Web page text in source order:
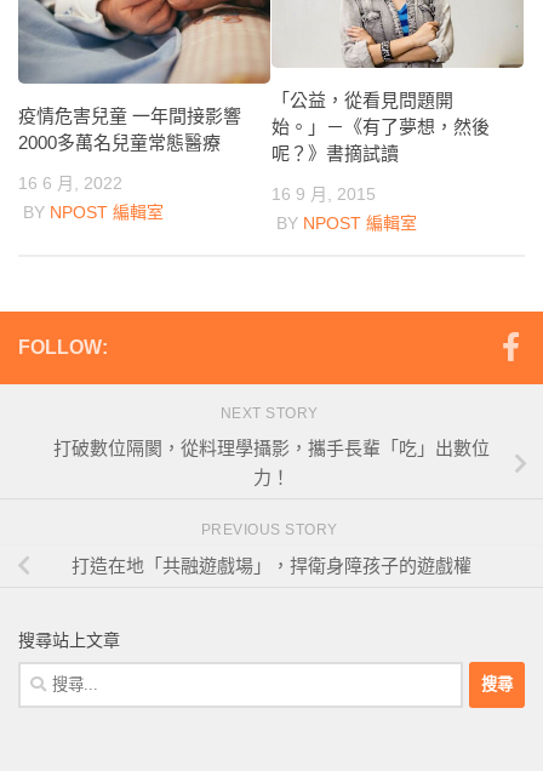
疫情危害兒童 一年間接影響
2000多萬名兒童常態醫療
16 6 月, 2022
BY NPOST 編輯室
「公益，從看見問題開
始。」－《有了夢想，然後
呢？》書摘試讀
16 9 月, 2015
BY NPOST 編輯室
FOLLOW:
NEXT STORY
打破數位隔閡，從料理學攝影，攜手長輩「吃」出數位
力！
PREVIOUS STORY
打造在地「共融遊戲場」，捍衛身障孩子的遊戲權
搜尋站上文章
搜
尋